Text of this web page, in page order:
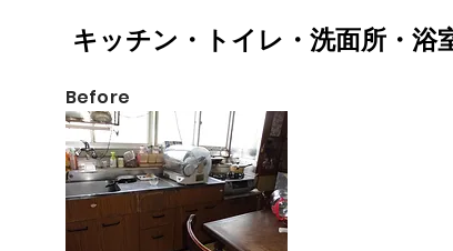
キッチン・トイレ・洗面所・浴
​Before